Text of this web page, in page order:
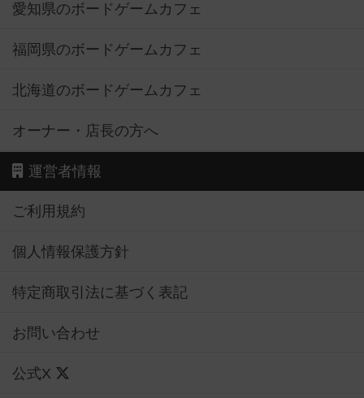
愛知県のボードゲームカフェ
福岡県のボードゲームカフェ
北海道のボードゲームカフェ
オーナー・店長の方へ
運営者情報
ご利用規約
個人情報保護方針
特定商取引法に基づく表記
お問い合わせ
公式X